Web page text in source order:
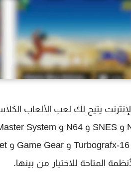
يتيح لك لعب الألعاب
المتاحة للاختيار من بينها.